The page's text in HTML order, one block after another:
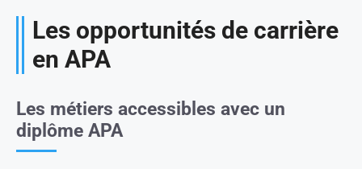
Les opportunités de carrière
en APA
Les métiers accessibles avec un
diplôme APA